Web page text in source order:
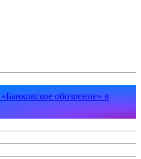
обозрение» в